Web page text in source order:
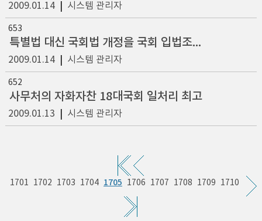
2009.01.14| 시스템 관리자
653
특별법 대신 국회법 개정을 국회 입법조사처 반대 의견 표시
2009.01.14| 시스템 관리자
652
사무처의 자화자찬 18대국회 일처리 최고
2009.01.13 시스템 관리자
1701 1702 1703 1704 1705 1706 1707 1708 1709 1710